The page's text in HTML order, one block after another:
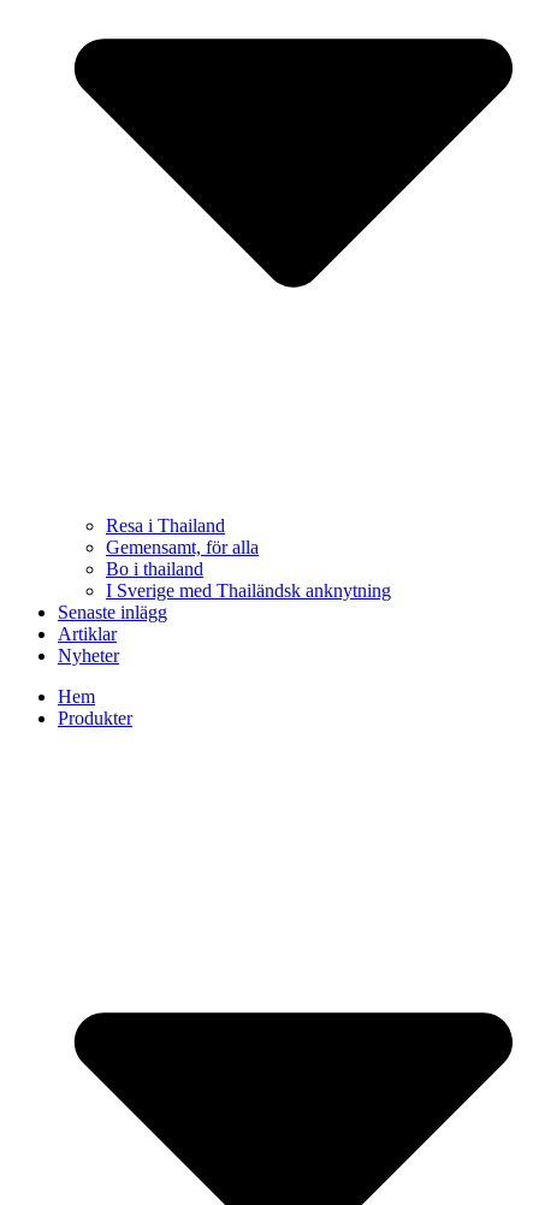
Resa i Thailand
Gemensamt, för alla
Bo i thailand
I Sverige med Thailändsk anknytning
Senaste inlägg
Artiklar
Nyheter
Hem
Produkter